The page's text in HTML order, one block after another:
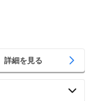
詳細を見る